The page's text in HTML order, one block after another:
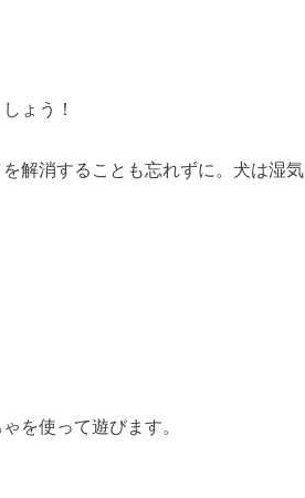
ょう！
解消することも忘れずに。犬は湿気
を使って遊びます。